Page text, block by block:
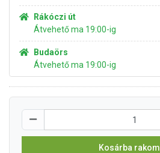
Rákóczi út
Átvehető ma 19:00-ig
Budaörs
Átvehető ma 19:00-ig
Kosárba rakom